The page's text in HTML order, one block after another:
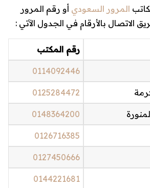
المرور السعودي أو رقم المرور
الاتصال بالأرقام في الجدول الآتي :
رقم المكتب
0114092446
0125284472
0148364200
0126716385
0127450666
0144221681